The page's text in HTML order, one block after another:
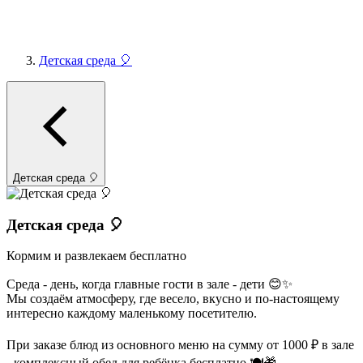
Детская среда 🎈
Детская среда 🎈
Детская среда 🎈
Кормим и развлекаем бесплатно
Среда - день, когда главные гости в зале - дети 😊✨
Мы создаём атмосферу, где весело, вкусно и по-настоящему
интересно каждому маленькому посетителю.
При заказе блюд из основного меню на сумму от 1000 ₽ в зале